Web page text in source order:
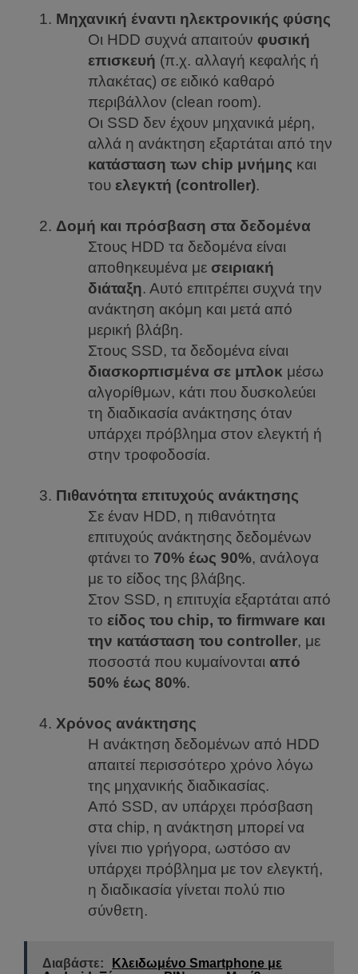
Μηχανική έναντι ηλεκτρονικής φύσης
Οι HDD συχνά απαιτούν φυσική
επισκευή (π.χ. αλλαγή κεφαλής ή
πλακέτας) σε ειδικό καθαρό
περιβάλλον (clean room).
Οι SSD δεν έχουν μηχανικά μέρη,
αλλά η ανάκτηση εξαρτάται από την
κατάσταση των chip μνήμης και
του ελεγκτή (controller).
Δομή και πρόσβαση στα δεδομένα
Στους HDD τα δεδομένα είναι
αποθηκευμένα με σειριακή
διάταξη. Αυτό επιτρέπει συχνά την
ανάκτηση ακόμη και μετά από
μερική βλάβη.
Στους SSD, τα δεδομένα είναι
διασκορπισμένα σε μπλοκ μέσω
αλγορίθμων, κάτι που δυσκολεύει
τη διαδικασία ανάκτησης όταν
υπάρχει πρόβλημα στον ελεγκτή ή
στην τροφοδοσία.
Πιθανότητα επιτυχούς ανάκτησης
Σε έναν HDD, η πιθανότητα
επιτυχούς ανάκτησης δεδομένων
φτάνει το 70% έως 90%, ανάλογα
με το είδος της βλάβης.
Στον SSD, η επιτυχία εξαρτάται από
το είδος του chip, το firmware και
την κατάσταση του controller, με
ποσοστά που κυμαίνονται από
50% έως 80%.
Χρόνος ανάκτησης
Η ανάκτηση δεδομένων από HDD
απαιτεί περισσότερο χρόνο λόγω
της μηχανικής διαδικασίας.
Από SSD, αν υπάρχει πρόσβαση
στα chip, η ανάκτηση μπορεί να
γίνει πιο γρήγορα, ωστόσο αν
υπάρχει πρόβλημα με τον ελεγκτή,
η διαδικασία γίνεται πολύ πιο
σύνθετη.
Διαβάστε:
Κλειδωμένο Smartphone με